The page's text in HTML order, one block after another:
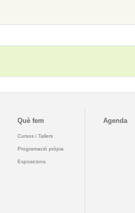
Què fem
Cursos i Tallers
Programació pròpia
Exposicions
Agenda